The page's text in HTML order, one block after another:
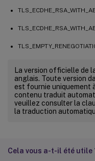
La version officielle de
anglais. Toute version
est fournie uniquement
contenu traduit
veuillez consulter la
la traduction
Cela vous a-t-il été utile